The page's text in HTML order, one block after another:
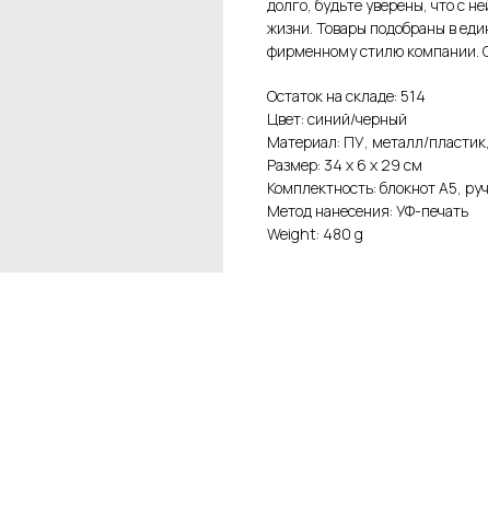
долго, будьте уверены, что с
жизни. Товары подобраны в
фирменному стилю компании.
Остаток на складе: 514
Цвет: синий/черный
Материал: ПУ, металл/
Размер: 34 х 6 х 29 см
Комплектность: блокнот А5,
Метод нанесения: УФ-печать
Weight: 480 g